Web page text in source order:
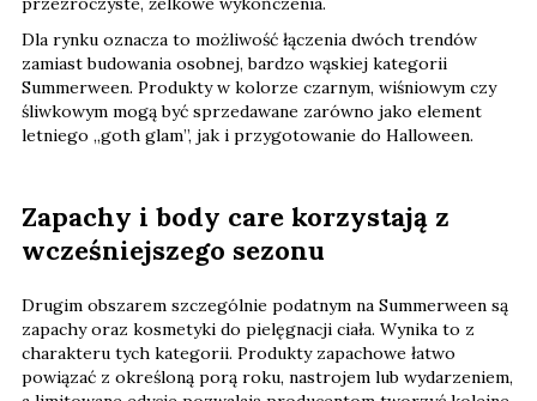
Dla rynku oznacza to możliwość łączenia dwóch trendów
zamiast budowania osobnej, bardzo wąskiej kategorii
Summerween. Produkty w kolorze czarnym, wiśniowym czy
śliwkowym mogą być sprzedawane zarówno jako element
letniego „goth glam”, jak i przygotowanie do Halloween.
Zapachy i body care korzystają z
wcześniejszego sezonu
Drugim obszarem szczególnie podatnym na Summerween są
zapachy oraz kosmetyki do pielęgnacji ciała. Wynika to z
charakteru tych kategorii. Produkty zapachowe łatwo
powiązać z określoną porą roku, nastrojem lub wydarzeniem,